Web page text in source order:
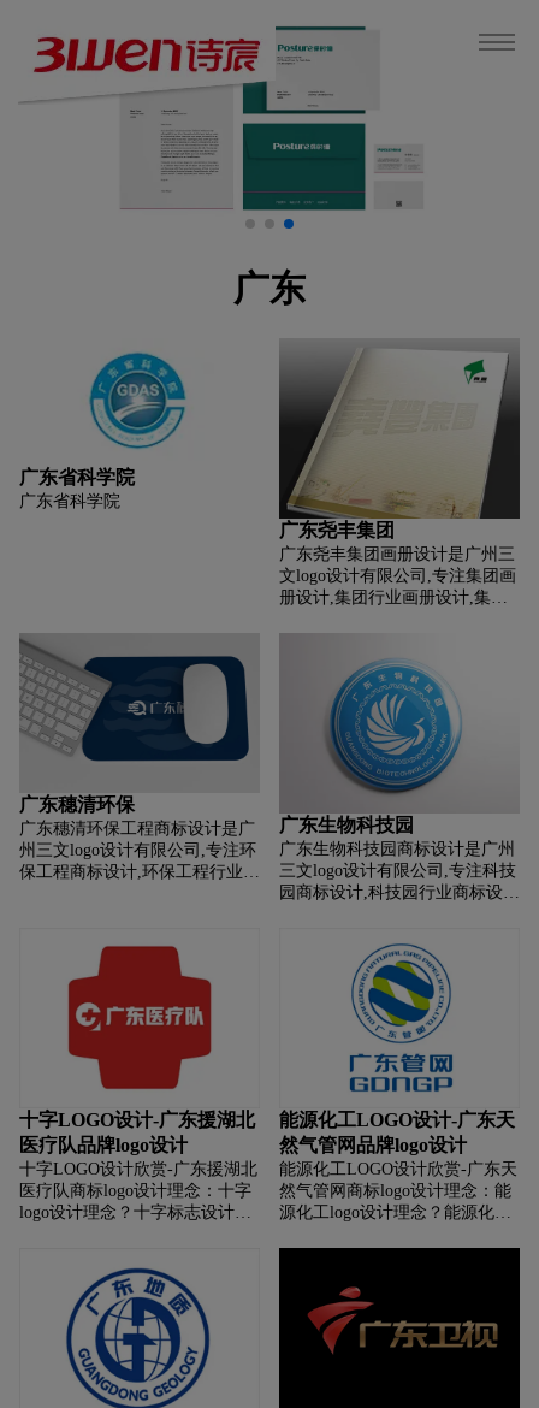
广东
广东省科学院
广东省科学院
广东尧丰集团
广东尧丰集团画册设计是广州三
文logo设计有限公司,专注集团画
册设计,集团行业画册设计,集团
前期提供画册整体策划,照片拍
摄,文案撰写,画册印刷等集团画
册设计服务。
广东穗清环保
广东穗清环保工程商标设计是广
州三文logo设计有限公司,专注环
保工程商标设计,环保工程行业商
LOGO整体策划,照片拍摄,文案
撰写等环保工程商标设计服务。
广东生物科技园
广东生物科技园商标设计是广州
三文logo设计有限公司,专注科技
园商标设计,科技园行业商标设
计,商标设计前期提供LOGO整体
策划,照片拍摄,文案撰写等科技
园商标设计服务。
十字LOGO设计-广东援湖北
医疗队品牌logo设计
十字LOGO设计欣赏-广东援湖北
医疗队商标logo设计理念：十字
logo设计理念？十字标志设计理
含义？十字商标设计含义？ 如何
设计十字商标？如何设计十字标
志？如何设计十字logo？如何设
计十字品牌？
能源化工LOGO设计-广东天
然气管网品牌logo设计
能源化工LOGO设计欣赏-广东天
然气管网商标logo设计理念：能
源化工logo设计理念？能源化工
源化工商标设计含义？ 如何设计
能源化工商标？如何设计能源化
工标志？如何设计能源化工